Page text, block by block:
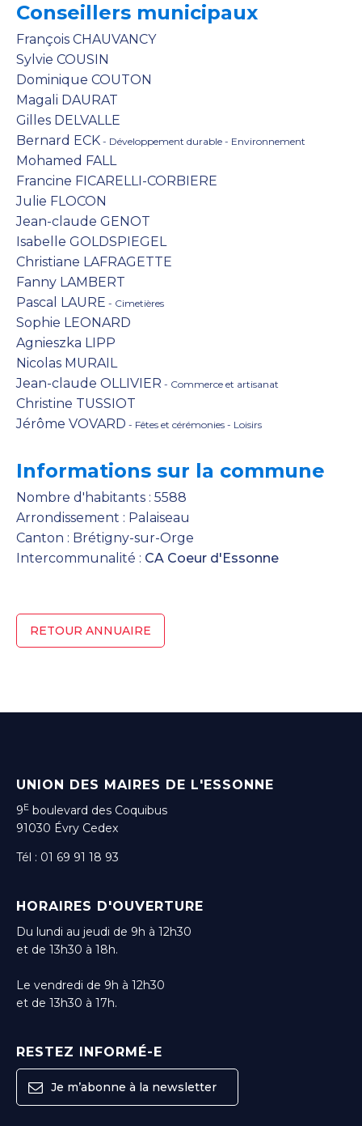
Conseillers municipaux
François CHAUVANCY
Sylvie COUSIN
Dominique COUTON
Magali DAURAT
Gilles DELVALLE
Bernard ECK - Développement durable - Environnement
Mohamed FALL
Francine FICARELLI-CORBIERE
Julie FLOCON
Jean-claude GENOT
Isabelle GOLDSPIEGEL
Christiane LAFRAGETTE
Fanny LAMBERT
Pascal LAURE - Cimetières
Sophie LEONARD
Agnieszka LIPP
Nicolas MURAIL
Jean-claude OLLIVIER - Commerce et artisanat
Christine TUSSIOT
Jérôme VOVARD - Fêtes et cérémonies - Loisirs
Informations sur la commune
Nombre d'habitants : 5588
Arrondissement : Palaiseau
Canton : Brétigny-sur-Orge
Intercommunalité : CA Coeur d'Essonne
RETOUR ANNUAIRE
UNION DES MAIRES DE L'ESSONNE
9E boulevard des Coquibus
91030 Évry Cedex
Tél : 01 69 91 18 93
HORAIRES D'OUVERTURE
Du lundi au jeudi de 9h à 12h30
et de 13h30 à 18h.
Le vendredi de 9h à 12h30
et de 13h30 à 17h.
RESTEZ INFORMÉ-E
Je m’abonne à la newsletter